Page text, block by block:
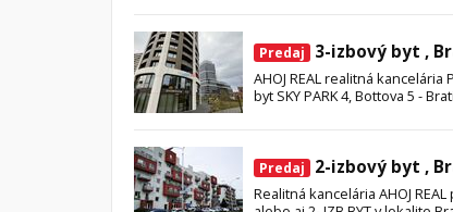
Predaj 3-izbový byt ,
AHOJ REAL realitná kancelária
byt SKY PARK 4, Bottova 5 -
Predaj 2-izbový byt ,
Realitná kancelária AHOJ